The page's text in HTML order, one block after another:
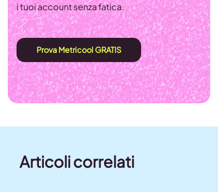
i tuoi account senza fatica.
Prova Metricool GRATIS
Articoli correlati